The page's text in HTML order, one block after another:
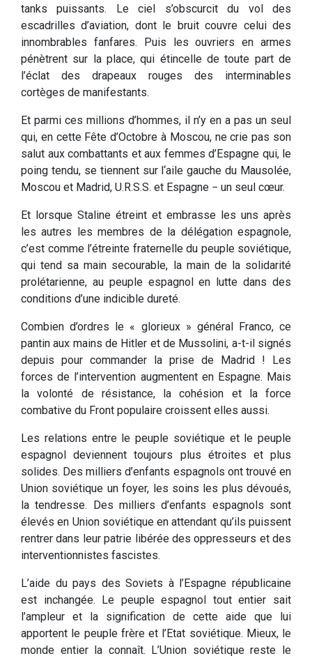
tanks puissants. Le ciel s’obscurcit du vol des
escadrilles d’aviation, dont le bruit couvre celui des
innombrables fanfares. Puis les ouvriers en armes
pénètrent sur la place, qui étincelle de toute part de
l’éclat des drapeaux rouges des interminables
cortèges de manifestants.
Et parmi ces millions d’hommes, il n’y en a pas un seul
qui, en cette Fête d’Octobre à Moscou, ne crie pas son
salut aux combattants et aux femmes d’Espagne qui, le
poing tendu, se tiennent sur l‘aile gauche du Mausolée,
Moscou et Madrid, U.R.S.S. et Espagne − un seul cœur.
Et lorsque Staline étreint et embrasse les uns après
les autres les membres de la délégation espagnole,
c’est comme l’étreinte fraternelle du peuple soviétique,
qui tend sa main secourable, la main de la solidarité
prolétarienne, au peuple espagnol en lutte dans des
conditions d’une indicible dureté.
Combien d’ordres le « glorieux » général Franco, ce
pantin aux mains de Hitler et de Mussolini, a-t-il signés
depuis pour commander la prise de Madrid ! Les
forces de l’intervention augmentent en Espagne. Mais
la volonté de résistance, la cohésion et la force
combative du Front populaire croissent elles aussi.
Les relations entre le peuple soviétique et le peuple
espagnol deviennent toujours plus étroites et plus
solides. Des milliers d’enfants espagnols ont trouvé en
Union soviétique un foyer, les soins les plus dévoués,
la tendresse. Des milliers d’enfants espagnols sont
élevés en Union soviétique en attendant qu’ils puissent
rentrer dans leur patrie libérée des oppresseurs et des
interventionnistes fascistes.
L’aide du pays des Soviets à l’Espagne républicaine
est inchangée. Le peuple espagnol tout entier sait
l’ampleur et la signification de cette aide que lui
apportent le peuple frère et l’Etat soviétique. Mieux, le
monde entier la connaît. L’Union soviétique reste le